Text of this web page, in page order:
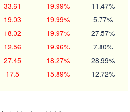
33.61 19.99% 11.47%
19.03 19.99% 5.77%
18.02 19.97% 27.57%
12.56 19.96% 7.80%
27.45 18.27% 28.99%
17.5 15.89% 12.72%